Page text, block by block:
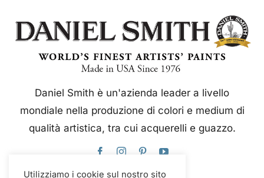
Daniel Smith è un'azienda leader a livello
mondiale nella produzione di colori e medium di
qualità artistica, tra cui acquerelli e guazzo.
Utilizziamo i cookie sul nostro sito